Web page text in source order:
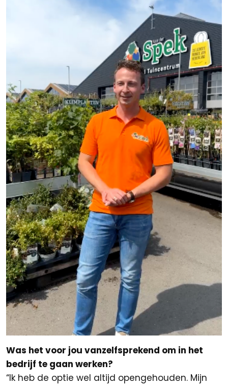
Was het voor jou vanzelfsprekend om in het
bedrijf te gaan werken?
“Ik heb de optie wel altijd opengehouden. Mijn